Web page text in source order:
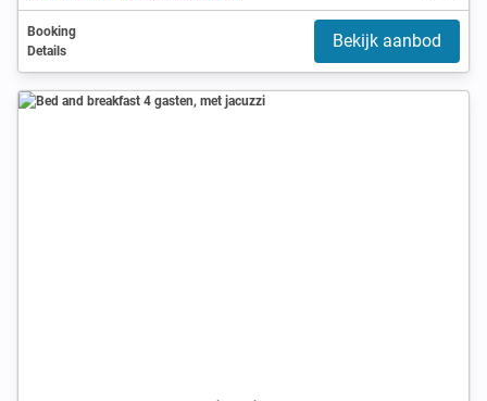
Booking
Details
Bekijk aanbod